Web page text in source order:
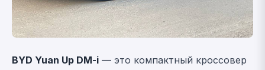
BYD Yuan Up DM-i — это компактный кроссовер